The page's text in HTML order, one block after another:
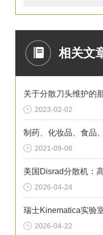
相关文
关于分散刀头维护的
2023-02-02
2021-09-08
2026-04-24
2026-04-22